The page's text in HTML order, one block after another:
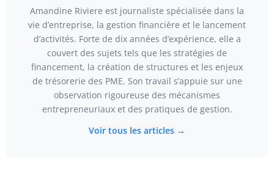
Amandine Riviere est journaliste spécialisée dans la
vie d’entreprise, la gestion financière et le lancement
d’activités. Forte de dix années d’expérience, elle a
couvert des sujets tels que les stratégies de
financement, la création de structures et les enjeux
de trésorerie des PME. Son travail s’appuie sur une
observation rigoureuse des mécanismes
entrepreneuriaux et des pratiques de gestion.
Voir tous les articles →